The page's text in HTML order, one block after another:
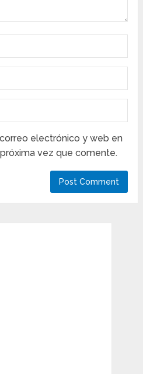
electrónico y web en
vez que comente.